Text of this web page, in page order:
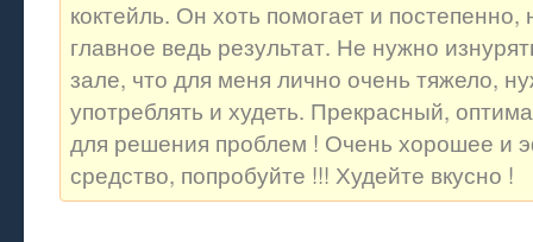
коктейль. Он хоть помогает и постепенно,
главное ведь результат. Не нужно
зале, что для меня лично очень тяжело,
употреблять и худеть. Прекрасный,
для решения проблем ! Очень хорошее и
средство, попробуйте !!! Худейте вкусно !